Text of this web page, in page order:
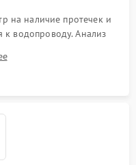
на наличие протечек и
к водопроводу. Анализ
вращения
системы защиты